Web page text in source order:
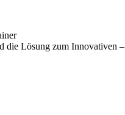
die Lösung zum Innovativen –